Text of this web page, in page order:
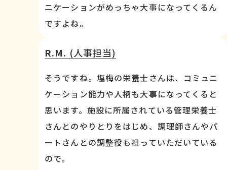
ニケーションがめっちゃ大事になってくるん
ですよね。
R.M. (人事担当)
そうですね。塩梅の栄養士さんは、コミュニ
ケーション能力や人柄も大事になってくると
思います。施設に所属されている管理栄養士
さんとのやりとりをはじめ、調理師さんやパ
ートさんとの調整役も担っていただいている
ので。